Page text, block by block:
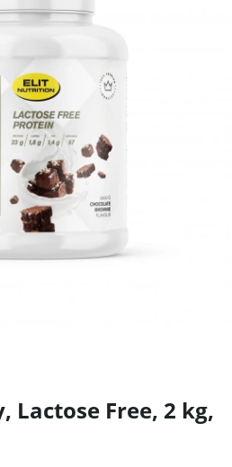
Lactose Free, 2 kg,